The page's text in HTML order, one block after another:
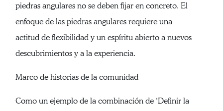
piedras angulares no se deben fijar en concreto. El
enfoque de las piedras angulares requiere una
actitud de flexibilidad y un espíritu abierto a nuevos
descubrimientos y a la experiencia.
Marco de historias de la comunidad
Como un ejemplo de la combinación de ‘Definir la